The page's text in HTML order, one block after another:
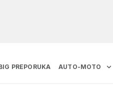
PREPORUKA AUTO-MOTO